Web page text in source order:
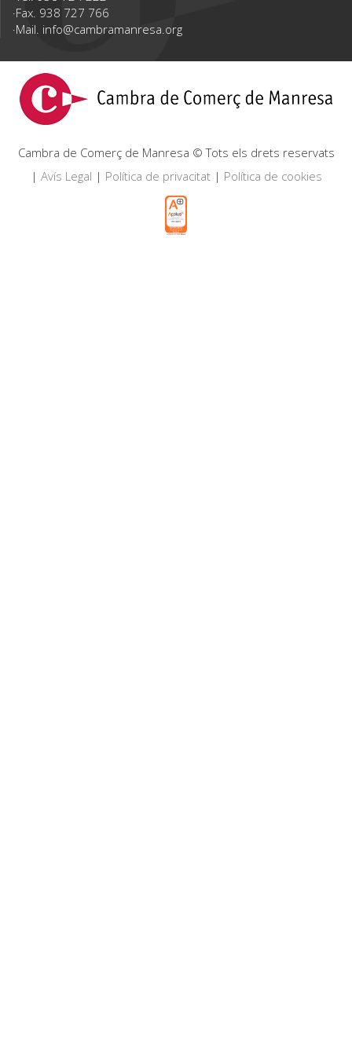
Fax. 938 727 766
Mail. info@cambramanresa.org
Cambra de Comerç de Manresa © Tots els drets reservats
| Avís Legal | Política de privacitat| Política de cookies